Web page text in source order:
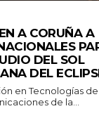
A CORUÑA A
DEL SOL
DEL
en Tecnologías de
de la...